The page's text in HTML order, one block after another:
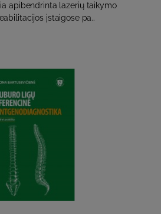
apibendrinta lazerių taikymo
įstaigose pa..